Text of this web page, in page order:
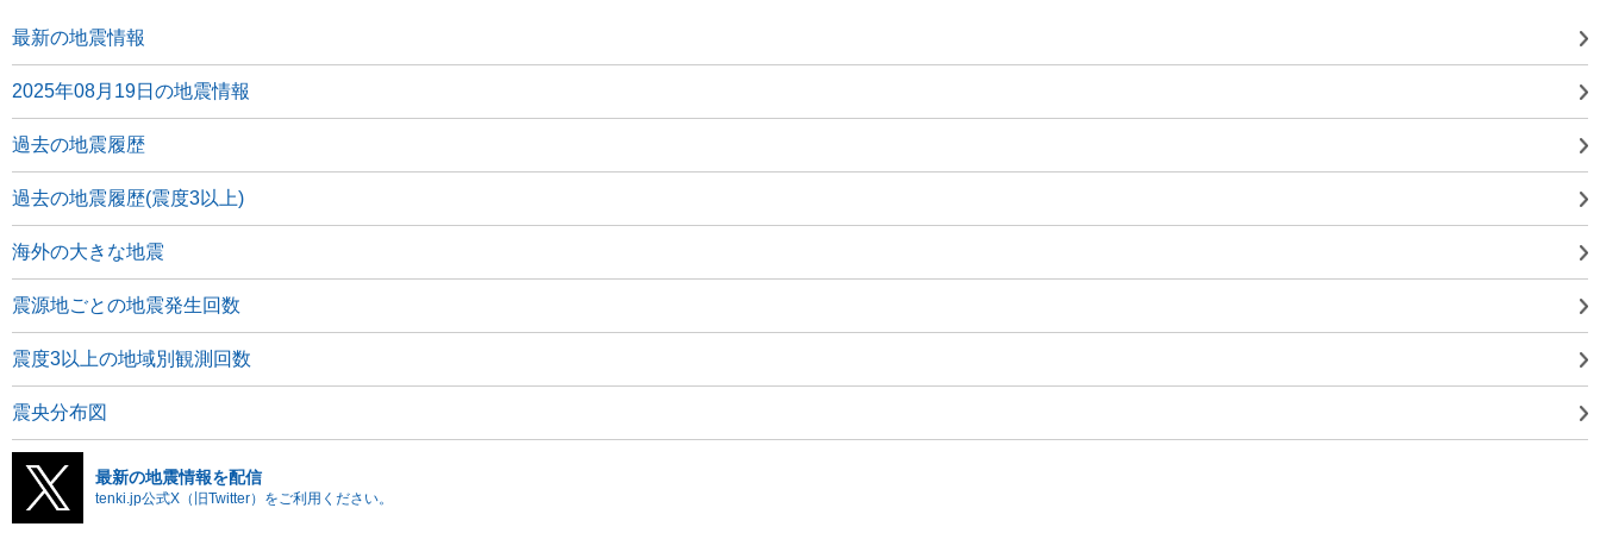
最新の地震情報
2025年08月19日の地震情報
過去の地震履歴
過去の地震履歴(震度3以上)
海外の大きな地震
震源地ごとの地震発生回数
震度3以上の地域別観測回数
震央分布図
最新の地震情報を配信
tenki.jp公式X（旧Twitter）をご利用ください。